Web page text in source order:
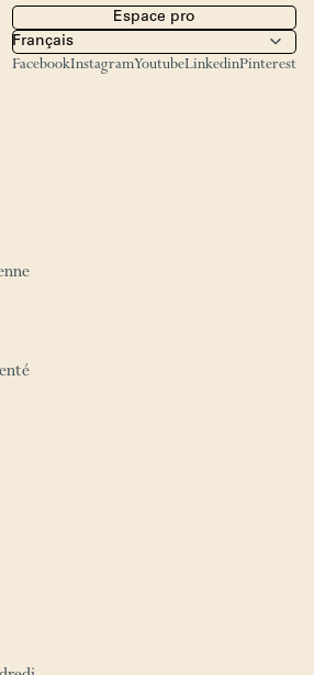
Espace pro
FacebookInstagramYoutubeLinkedinPinterest